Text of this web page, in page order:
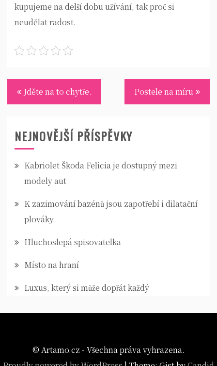
kupujeme na delší dobu užívání, tak proč si
neudělat radost.
Navigace
pro
Jděte na to chytře. Postele na míru
NEJNOVĚJŠÍ PŘÍSPĚVKY
Kabriolet Škoda Felicia je dostupný mezi
modely aut
K zazimování bazénů jsou zapotřebí i dilatační
plováky
Hluchoslepá spisovatelka
Místo na hraní
Luxus, který si může dopřát každý
© Artamo.cz - Všechna práva vyhrazena.